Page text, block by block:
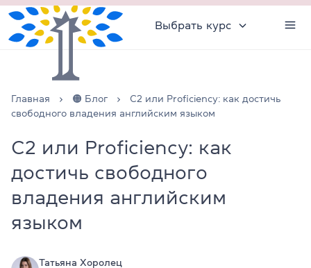
Выбрать курс
Главная 🟠 Блог
C2 или Proficiency: как достичь
свободного владения английским языком
C2 или Proficiency: как
достичь свободного
владения английским
языком
Татьяна Хоролец